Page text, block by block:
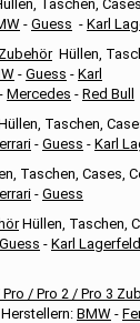
Taschen,
- Guess - Karl
Hüllen,
- Guess - Karl
- Mercedes - Red Bull
Taschen,
- Guess - Karl
Taschen, Cases,
- Guess
Hüllen, Taschen,
Guess - Karl Lagerfeld
/ Pro 2 / Pro 3
BMW -